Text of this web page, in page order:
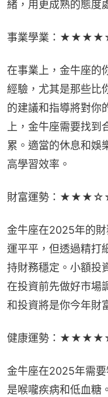
緒，用更成熟的態度
事業學業：
在事業上，金牛座的
經驗，尤其是那些比
的建議和指導將對你
上，金牛座需要找到
累。適當的休息和娛
高學習效率。
財富運勢：
金牛座在2025年的
運平平，但透過精打
持財務穩定。小額投
在投資前先做好市場
和投資將是你今年財
健康運勢：
金牛座在2025年需
是喉嚨疾病和低血糖